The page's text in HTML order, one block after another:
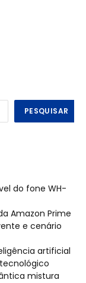
PESQUISAR
do fone WH-
Amazon Prime
e cenário
artificial
mistura